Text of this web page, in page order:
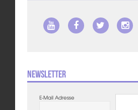
Newsletter
E-Mail Adresse